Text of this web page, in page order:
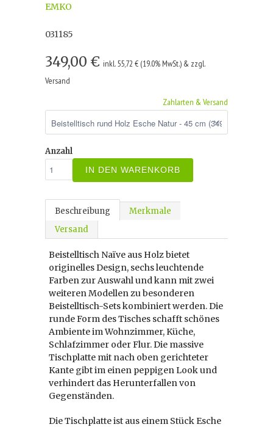
EMKO
031185
349,00 € inkl. 55,72 € (19.0% MwSt.) & zzgl.
Versand
Zahlarten & Versand
Anzahl
IN DEN WARENKORB
Beschreibung
Merkmale
Versand
Beistelltisch Naïve aus Holz bietet
originelles Design, sechs leuchtende
Farben zur Auswahl und kann mit zwei
weiteren Modellen zu besonderen
Beistelltisch-Sets kombiniert werden. Die
runde Form des Tisches schafft schönes
Ambiente im Wohnzimmer, Küche,
Schlafzimmer oder Flur. Die massive
Tischplatte mit nach oben gerichteter
Kante gibt im einen peppigen Look und
verhindert das Herunterfallen von
Gegenständen.
Die Tischplatte ist aus einem Stück Esche